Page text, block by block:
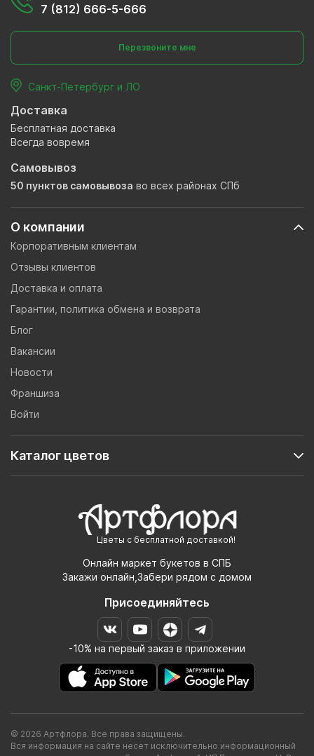
Цветы с бесплатной доставкой!
Онлайн маркет букетов в СПБ
Закажи онлайн,Забери рядом с домом
Присоединяйтесь
-10% на первый заказ в приложении
О компании
Корпоративным клиентам
Отзывы клиентов
Доставка и оплата
Гарантии, политика обмена и возврата
Блог
Вакансии
Новости
Франшиза
Войти
Каталог цветов
7 (812) 666-5-666
Перезвоните мне
Санкт-Петербург и ЛО
Доставка
Бесплатная доставка
Всегда вовремя
Самовывоз
50 пунктов самовывоза во всех районах СПб
© 2026 Артфлора. Все права защищены.
Вся информация на сайте несет исключительно информационный